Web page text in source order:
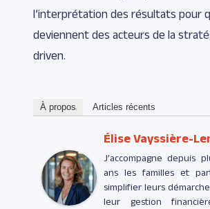
l’interprétation des résultats pour
deviennent des acteurs de la
driven.
À propos Articles récents
Élise Vayssière-
J’accompagne depuis
ans les familles et
simplifier leurs
leur gestion